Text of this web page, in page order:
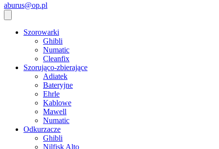
aburus@op.pl
Szorowarki
Ghibli
Numatic
Cleanfix
Szorująco-zbierające
Adiatek
Bateryjne
Ehrle
Kablowe
Mawell
Numatic
Odkurzacze
Ghibli
Nilfisk Alto